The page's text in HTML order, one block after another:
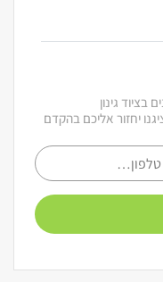
גינון
יחזור אליכם בהקדם